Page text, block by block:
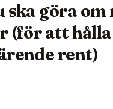
ska göra om
(för att
rent)